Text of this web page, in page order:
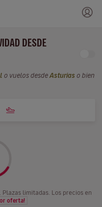
DESDE
o vuelos desde Asturias o bien
limitadas. Los precios en
oferta!